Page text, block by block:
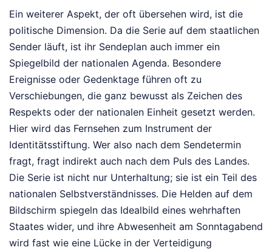
Ein weiterer Aspekt, der oft übersehen wird, ist die
politische Dimension. Da die Serie auf dem staatlichen
Sender läuft, ist ihr Sendeplan auch immer ein
Spiegelbild der nationalen Agenda. Besondere
Ereignisse oder Gedenktage führen oft zu
Verschiebungen, die ganz bewusst als Zeichen des
Respekts oder der nationalen Einheit gesetzt werden.
Hier wird das Fernsehen zum Instrument der
Identitätsstiftung. Wer also nach dem Sendetermin
fragt, fragt indirekt auch nach dem Puls des Landes.
Die Serie ist nicht nur Unterhaltung; sie ist ein Teil des
nationalen Selbstverständnisses. Die Helden auf dem
Bildschirm spiegeln das Idealbild eines wehrhaften
Staates wider, und ihre Abwesenheit am Sonntagabend
wird fast wie eine Lücke in der Verteidigung